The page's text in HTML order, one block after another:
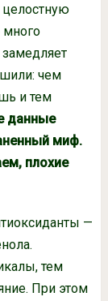
много
замедляет
чем
и тем
данные
миф.
плохие
—
тем
При этом